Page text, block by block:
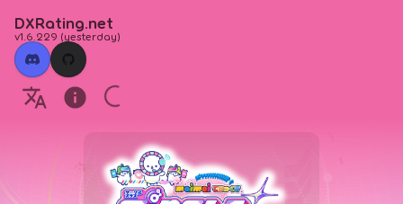
DXRating.net
v1.6.229 (yesterday)